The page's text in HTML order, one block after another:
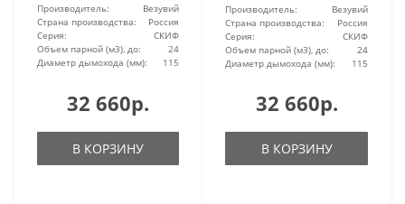
Производитель:
Везувий
Страна производства:
Россия
Серия:
СКИФ
Объем парной (м3), до:
24
Диаметр дымохода (мм):
115
32 660р.
В КОРЗИНУ
Производитель:
Везувий
Страна производства:
Россия
Серия:
СКИФ
Объем парной (м3), до:
24
Диаметр дымохода (мм):
115
32 660р.
В КОРЗИНУ